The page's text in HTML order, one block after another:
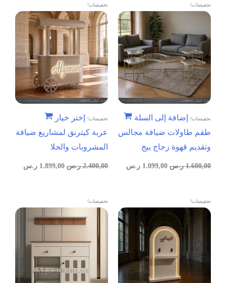
تخفيضات!
تخفيضات!
إضافة إلى السلة
طقم طاولات ضيافة مجالس
وتقديم قهوة زجاج بيج
1.600,00 ر.س 1.099,00 ر.س
تخفيضات!
تخفيضات!
إختر خيار
عربة كيترنق لمشاريع ضيافة
المشروبات والحلا
2.400,00 ر.س 1.899,00 ر.س
تخفيضات! تخفيضات!